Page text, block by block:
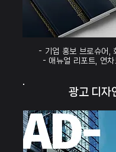
- 기업 홍보 브로슈어,
- 애뉴얼 리포트, 연
광고 디자